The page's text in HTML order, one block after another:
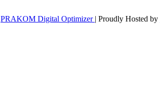
PRAKOM Digital Optimizer | Proudly Hosted by